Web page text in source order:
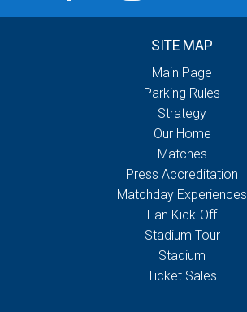
SITE MAP
Main Page
Parking Rules
Strategy
Our Home
Matches
Press Accreditation
Matchday Experiences
Fan Kick-Off
Stadium Tour
Stadium
Ticket Sales